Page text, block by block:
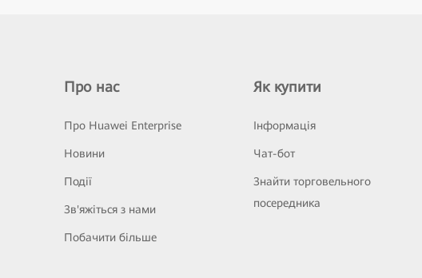
Про нас
Про Huawei Enterprise
Новини
Події
Зв'яжіться з нами
Побачити більше
Як купити
Інформація
Чат-бот
Знайти торговельного
посередника